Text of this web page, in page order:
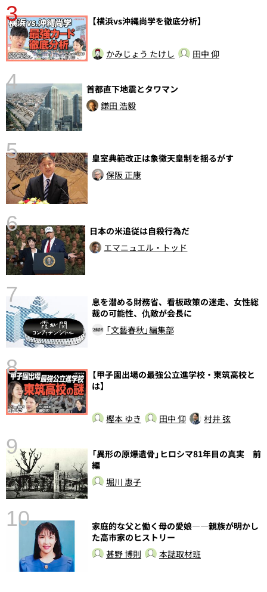
3 【横浜vs沖縄尚学を徹底分析】
かみじょう たけし 田中 仰
4
首都直下地震とタワマン
鎌田 浩毅
5
皇室典範改正は象徴天皇制を揺るがす
保阪 正康
6
日本の米追従は自殺行為だ
エマニュエル・トッド
7
息を潜める財務省、看板政策の迷走、女性総
裁の可能性、仇敵が会長に
「文藝春秋」編集部
8
【甲子園出場の最強公立進学校・東筑高校と
は】
樫本 ゆき 田中 仰 村井 弦
9
「異形の原爆遺骨」ヒロシマ81年目の真実 前
編
堀川 惠子
10
家庭的な父と働く母の愛娘――親族が明かし
た高市家のヒストリー
甚野 博則
本誌取材班